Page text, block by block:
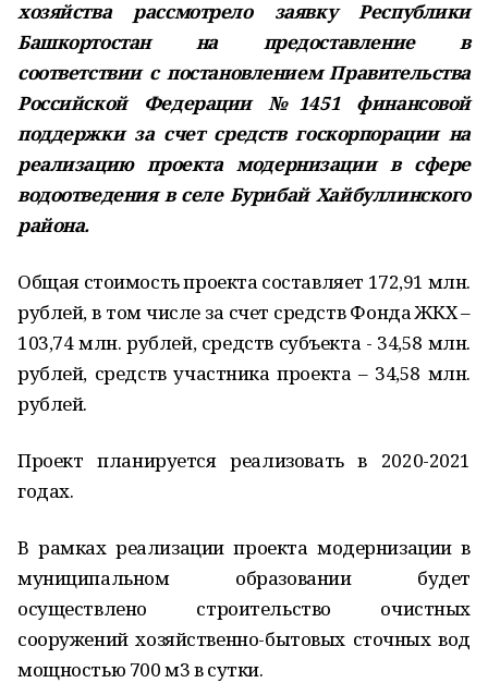
хозяйства рассмотрело заявку Республики
Башкортостан на предоставление в
соответствии с постановлением Правительства
Российской Федерации №1451 финансовой
поддержки за счет средств госкорпорации на
реализацию проекта модернизации в сфере
водоотведения в селе Бурибай Хайбуллинского
района.
Общая стоимость проекта составляет 172,91 млн.
рублей, в том числе за счет средств Фонда ЖКХ –
103,74 млн. рублей, средств субъекта - 34,58 млн.
рублей, средств участника проекта – 34,58 млн.
рублей.
Проект планируется реализовать в 2020-2021
годах.
В рамках реализации проекта модернизации в
муниципальном образовании будет
осуществлено строительство очистных
сооружений хозяйственно-бытовых сточных вод
мощностью 700 м3 в сутки.